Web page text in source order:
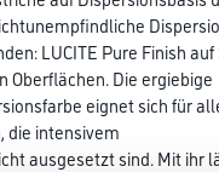
LUCITE Pure Finish
Oberflächen. Die ergiebige
eignet sich für
die intensivem
ausgesetzt sind. Mit ihr